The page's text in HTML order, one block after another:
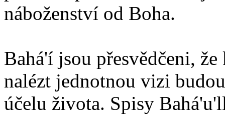
náboženství od Boha.
Bahá'í jsou přesvědčeni,
nalézt jednotnou vizi
účelu života. Spisy